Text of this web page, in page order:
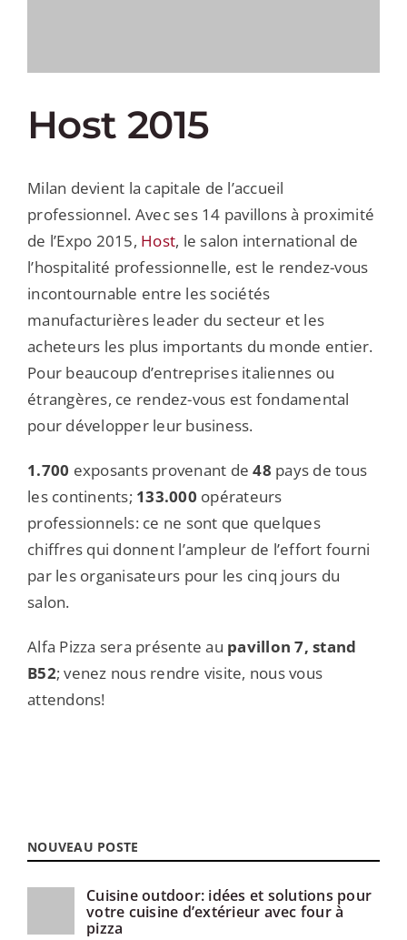
Host 2015
Milan devient la capitale de l’accueil
professionnel. Avec ses 14 pavillons à proximité
de l’Expo 2015, Host, le salon international de
l’hospitalité professionnelle, est le rendez-vous
incontournable entre les sociétés
manufacturières leader du secteur et les
acheteurs les plus importants du monde entier.
Pour beaucoup d’entreprises italiennes ou
étrangères, ce rendez-vous est fondamental
pour développer leur business.
1.700 exposants provenant de48 pays de tous
les continents; 133.000 opérateurs
professionnels: ce ne sont que quelques
chiffres qui donnent l’ampleur de l’effort fourni
par les organisateurs pour les cinq jours du
salon.
Alfa Pizza sera présente au pavillon 7, stand
B52; venez nous rendre visite, nous vous
attendons!
NOUVEAU POSTE
Cuisine outdoor: idées et solutions pour
votre cuisine d’extérieur avec four à
pizza